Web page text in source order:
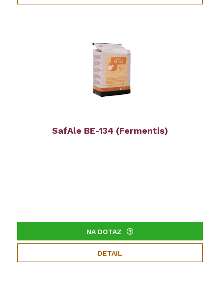
SafAle BE-134 (Fermentis)
NA DOTAZ
DETAIL